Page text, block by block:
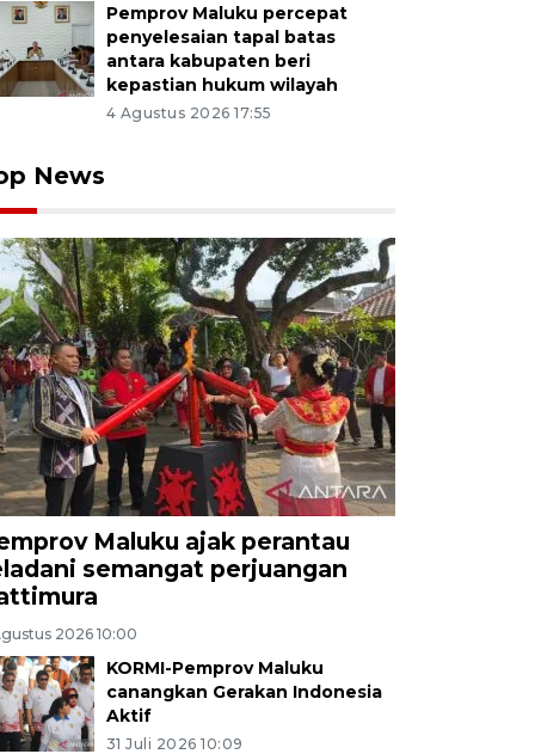
Pemprov Maluku percepat
penyelesaian tapal batas
antara kabupaten beri
kepastian hukum wilayah
4 Agustus 2026 17:55
News
Maluku ajak perantau
semangat perjuangan
2026 10:00
KORMI-Pemprov Maluku
canangkan Gerakan Indonesia
Aktif
31 Juli 2026 10:09